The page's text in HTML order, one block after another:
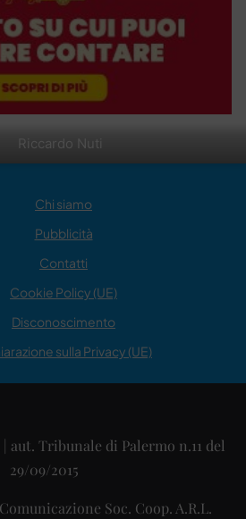
Riccardo Nuti
Chi siamo
Pubblicità
Contatti
Cookie Policy (UE)
Disconoscimento
sulla Privacy (UE)
Tribunale di Palermo n.11 del
29/09/2015
Soc. Coop. A.R.L.